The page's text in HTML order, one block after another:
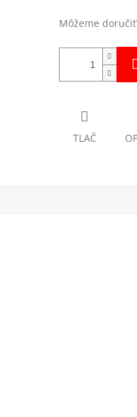
Môžeme
TLAČ